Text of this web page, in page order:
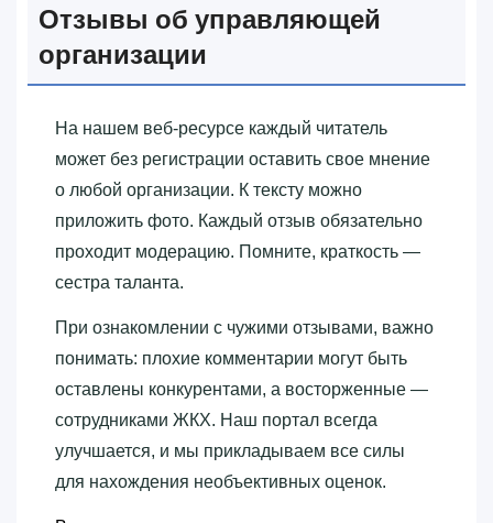
Отзывы об управляющей
организации
На нашем веб-ресурсе каждый читатель
может без регистрации оставить свое мнение
о любой организации. К тексту можно
приложить фото. Каждый отзыв обязательно
проходит модерацию. Помните, краткость —
сестра таланта.
При ознакомлении с чужими отзывами, важно
понимать: плохие комментарии могут быть
оставлены конкурентами, а восторженные —
сотрудниками ЖКХ. Наш портал всегда
улучшается, и мы прикладываем все силы
для нахождения необъективных оценок.